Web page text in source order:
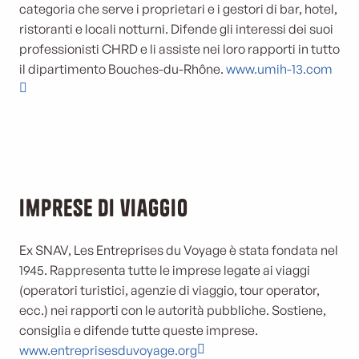
categoria che serve i proprietari e i gestori di bar, hotel,
ristoranti e locali notturni. Difende gli interessi dei suoi
professionisti CHRD e li assiste nei loro rapporti in tutto
il dipartimento Bouches-du-Rhône. www.umih-13.com
Imprese di viaggio
Ex SNAV, Les Entreprises du Voyage è stata fondata nel
1945. Rappresenta tutte le imprese legate ai viaggi
(operatori turistici, agenzie di viaggio, tour operator,
ecc.) nei rapporti con le autorità pubbliche. Sostiene,
consiglia e difende tutte queste imprese.
www.entreprisesduvoyage.org